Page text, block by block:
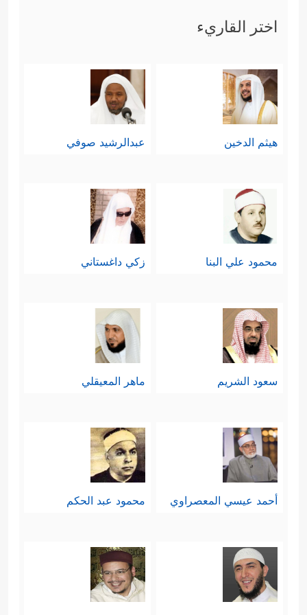
العمل، أو اتخاذها مثالًا يحُتذى أو يُنتظر،
وإنما جاءت للتذكير بقدرة الله التي لا
تحدُّها حدود، وسعة عطائه من حيث
يحتسب الناس ومن حيث لا يحتسبون،
ويستلزم هذا أدبًا وتواضعًا لمن يُعطِيهم
لمن يُعانون ويئِنُّون تحت وطأَة الظلم
والحِرمان.
ومن تلك المؤيِّدات والمعجزات: أنَّه
وغيرهما:
﴿وَقَالَ یَــٰۤـأَیُّهَا ٱلنَّاسُ عُلِّمۡنَا مَنطِقَ
ٱلطَّیۡرِ﴾ثم أكَّد هذا بحواره مع الهدهد كما
نملةً تُوجِّهُ صاحباتها وتُحذِّرُهم:
ضَاحِكࣰا مِّن قَوۡلِهَا﴾
ٱلۡجِنِّ أَنَا۠ ءَاتِیكَ بِهِۦ قَبۡلَ أَن تَقُومَ مِن مَّقَامِكَۖ وَإِنِّی
عَلَیۡهِ لَقَوِیٌّ أَمِینࣱ
قَالَ ٱلَّذِی عِندَهُۥ عِلۡمࣱ مِّنَ
اختر القاريء
هيثم الدخين عبدالرشيد صوفي
محمود علي البنا زكي داغستاني
سعود الشريم ماهر المعيقلي
أحمد عيسي المعصراوي محمود عبد الحكم